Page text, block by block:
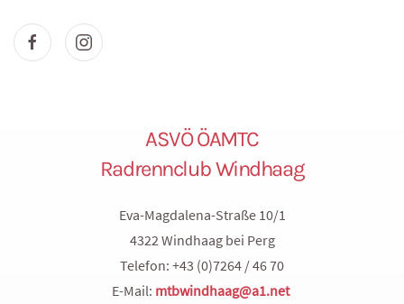
ASVÖ ÖAMTC
Radrennclub Windhaag
Eva-Magdalena-Straße 10/1
4322 Windhaag bei Perg
Telefon: +43 (0)7264 / 46 70
E-Mail: mtbwindhaag@a1.net